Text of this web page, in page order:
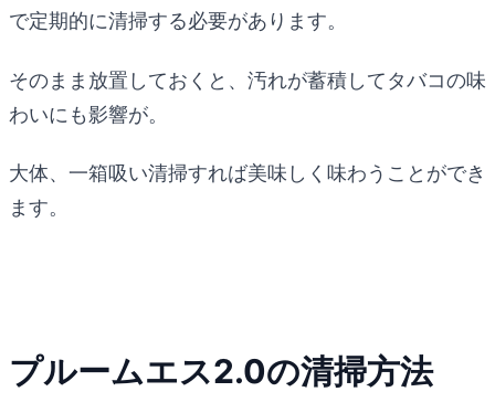
で定期的に清掃する必要があります。
そのまま放置しておくと、汚れが蓄積してタバコの味
わいにも影響が。
大体、一箱吸い清掃すれば美味しく味わうことができ
ます。
プルームエス2.0の清掃方法